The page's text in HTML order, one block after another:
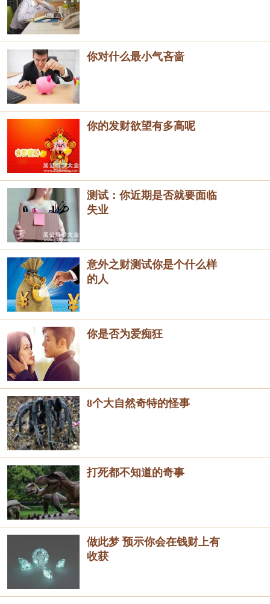
你对什么最小气吝啬
你的发财欲望有多高呢
测试：你近期是否就要面临
失业
意外之财测试你是个什么样
的人
你是否为爱痴狂
8个大自然奇特的怪事
打死都不知道的奇事
做此梦 预示你会在钱财上有
收获